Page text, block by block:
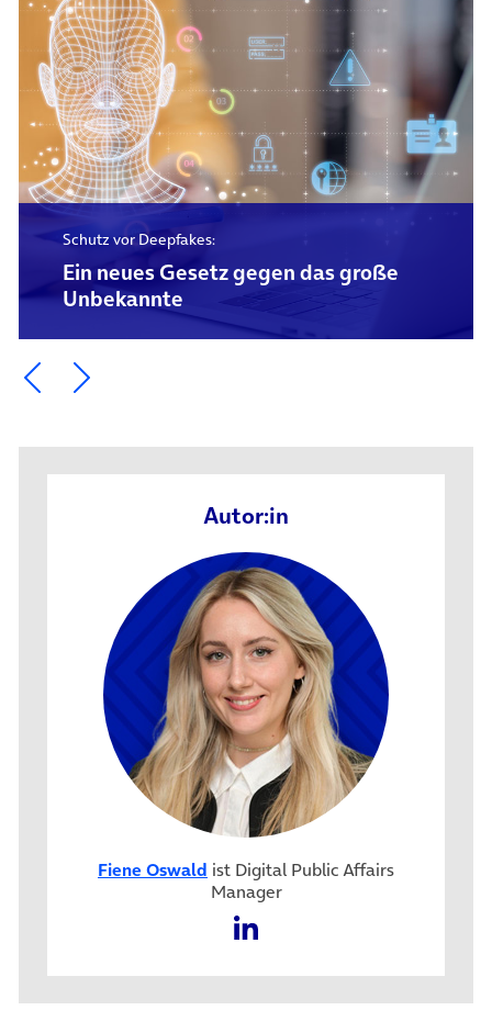
Schutz vor Deepfakes:
Ein neues Gesetz gegen das große
Unbekannte
Ein Element zurück blättern
Ein Element weiter blättern
Autor:in
Fiene Oswald ist Digital Public Affairs
Manager